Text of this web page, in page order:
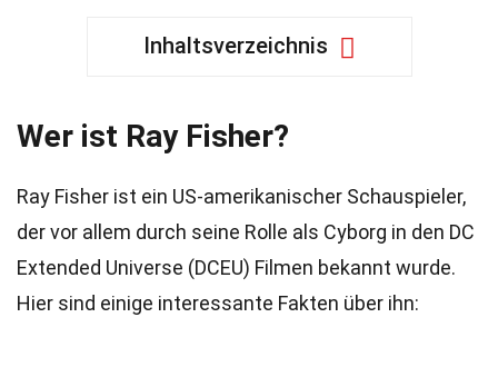
Inhaltsverzeichnis
Wer ist Ray Fisher?
Ray Fisher ist ein US-amerikanischer Schauspieler,
der vor allem durch seine Rolle als Cyborg in den DC
Extended Universe (DCEU) Filmen bekannt wurde.
Hier sind einige interessante Fakten über ihn: